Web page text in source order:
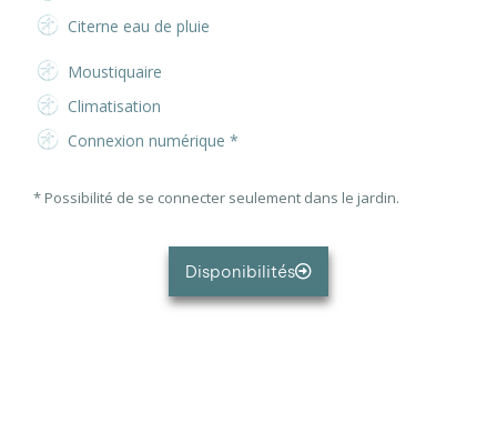
Citerne eau de pluie
Moustiquaire
Climatisation
Connexion numérique *
* Possibilité de se connecter seulement dans le jardin.
Disponibilités